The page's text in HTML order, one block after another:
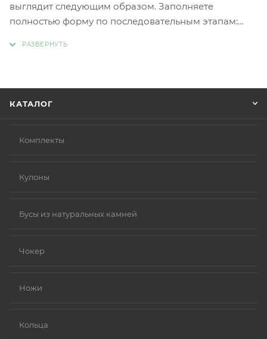
выглядит следующим образом. Заполняете
полностью форму по последовательным этапам:
КАТАЛОГ
Комплекты
Кулоны
Бусы из натуральных камней
Чокер
Ножи
Кольца